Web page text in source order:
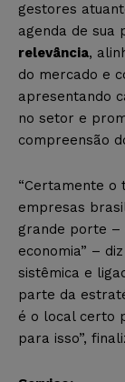
gestores
agenda de sua
relevância,
do mercado e
apresentando
no setor e
compreensão
“Certamente o
empresas
grande porte –
economia” –
sistêmica e
parte da
é o local certo
para isso”,